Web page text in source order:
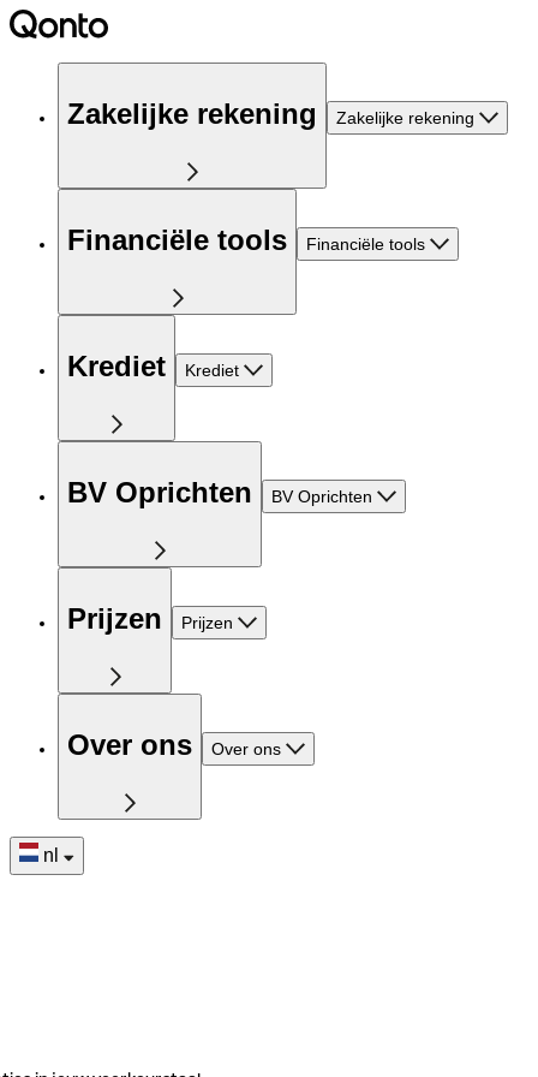
Zakelijke rekening Zakelijke rekening
Financiële tools Financiële tools
Krediet Krediet
BV Oprichten BV Oprichten
Prijzen Prijzen
Over ons Over ons
nl